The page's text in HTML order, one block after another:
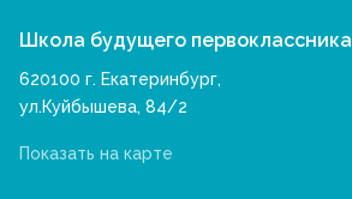
Школа будущего первоклассника
620100 г. Екатеринбург,
ул.Куйбышева, 84/2
Показать на карте